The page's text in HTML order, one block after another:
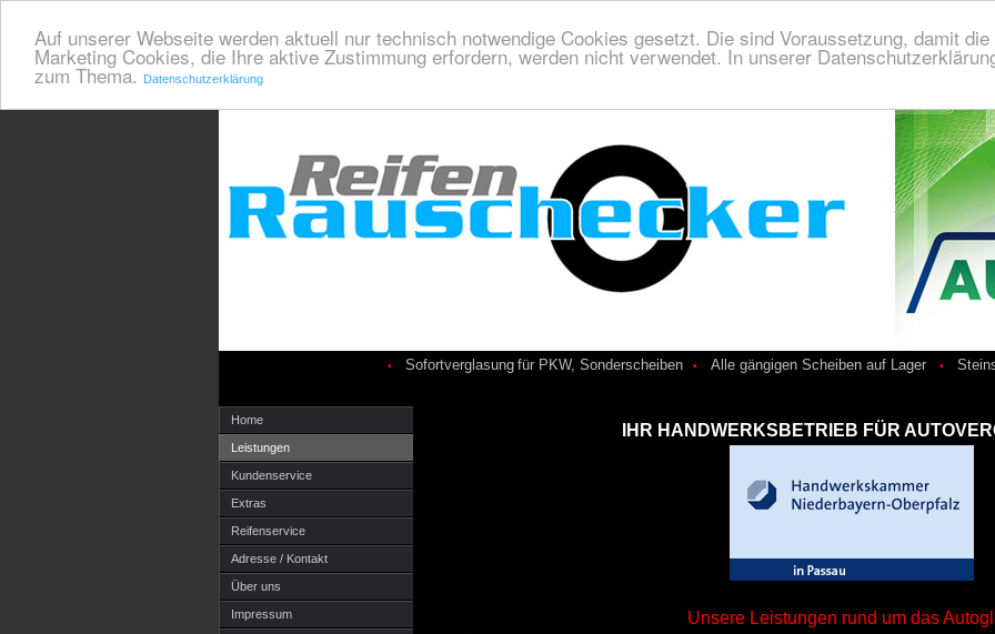
Auf unserer Webseite werden aktuell nur technisch notwendige Cookies gesetzt. Die sind Voraussetzung, damit
Marketing Cookies, die Ihre aktive Zustimmung erfordern, werden nicht verwendet. In unserer
zum Thema. Datenschutzerklärung
• Sofortverglasung für PKW, Sonderscheiben • Alle gängigen Scheiben auf Lager •
Home
Leistungen
Kundenservice
Extras
Reifenservice
Adresse / Kontakt
Über uns
Impressum
IHR HANDWERKSBETRIEB FÜR
Unsere Leistungen rund um das